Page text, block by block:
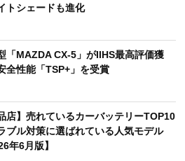
トシェードも進化
「MAZDA CX-5」がIIHS最高評価獲
性能「TSP+」を受賞
店】売れているカーバッテリーTOP10
ブル対策に選ばれている人気モデル
年6月版】